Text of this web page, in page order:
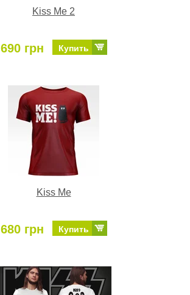
Kiss Me 2
690 грн Купить
Kiss Me
680 грн Купить